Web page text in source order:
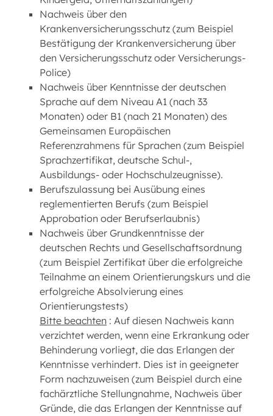
Nachweis über den
Krankenversicherungsschutz (zum Beispiel
Bestätigung der Krankenversicherung über
den Versicherungsschutz oder Versicherungs-
Police)
Nachweis über Kenntnisse der deutschen
Sprache auf dem Niveau A1 (nach 33
Monaten) oder B1 (nach 21 Monaten) des
Gemeinsamen Europäischen
Referenzrahmens für Sprachen (zum Beispiel
Sprachzertifikat, deutsche Schul-,
Ausbildungs- oder Hochschulzeugnisse).
Berufszulassung bei Ausübung eines
reglementierten Berufs (zum Beispiel
Approbation oder Berufserlaubnis)
Nachweis über Grundkenntnisse der
deutschen Rechts und Gesellschaftsordnung
(zum Beispiel Zertifikat über die erfolgreiche
Teilnahme an einem Orientierungskurs und die
erfolgreiche Absolvierung eines
Orientierungstests)
Bitte beachten : Auf diesen Nachweis kann
verzichtet werden, wenn eine Erkrankung oder
Behinderung vorliegt, die das Erlangen der
Kenntnisse verhindert. Dies ist in geeigneter
Form nachzuweisen (zum Beispiel durch eine
fachärztliche Stellungnahme, Nachweis über
Gründe, die das Erlangen der Kenntnisse auf